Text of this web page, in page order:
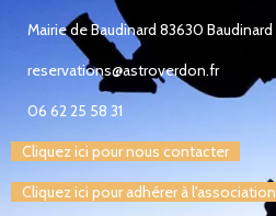
Mairie de Baudinard 83630 Baudinard
reservations@astroverdon.fr
06 62 25 58 31
Cliquez ici pour nous contacter
Cliquez ici pour adhérer à l'association